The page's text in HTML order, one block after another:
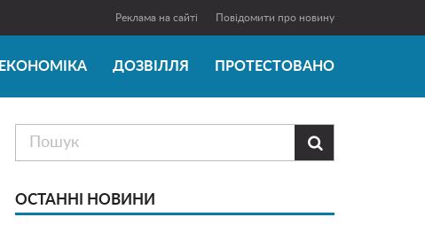
Реклама на сайті Повідомити про новину
ЕКОНОМІКА ДОЗВІЛЛЯ ПРОТЕСТОВАНО

ОСТАННІ НОВИНИ